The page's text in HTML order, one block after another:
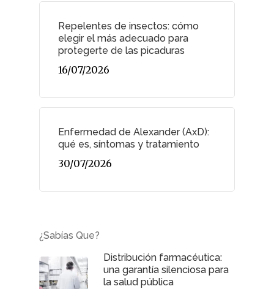
Repelentes de insectos: cómo
elegir el más adecuado para
protegerte de las picaduras
16/07/2026
Enfermedad de Alexander (AxD):
qué es, síntomas y tratamiento
30/07/2026
¿Sabías Que?
Distribución farmacéutica:
una garantía silenciosa para
la salud pública